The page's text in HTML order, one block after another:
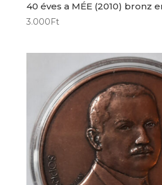
40 éves a MÉE (2010) bronz
3.000Ft